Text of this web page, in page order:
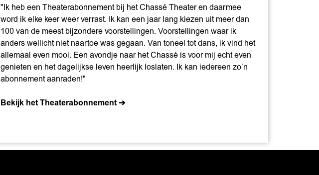
"Ik heb een Theaterabonnement bij het Chassé Theater en daarmee
word ik elke keer weer verrast. Ik kan een jaar lang kiezen uit meer dan
100 van de meest bijzondere voorstellingen. Voorstellingen waar ik
anders wellicht niet naartoe was gegaan. Van toneel tot dans, ik vind het
allemaal even mooi. Een avondje naar het Chassé is voor mij echt even
genieten en het dagelijkse leven heerlijk loslaten. Ik kan iedereen zo’n
abonnement aanraden!"
Bekijk het Theaterabonnement ➔